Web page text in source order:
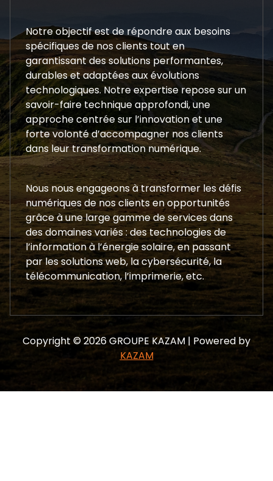
Notre objectif est de répondre aux besoins
spécifiques de nos clients tout en
garantissant des solutions performantes,
durables et adaptées aux évolutions
technologiques. Notre expertise repose sur un
savoir-faire technique approfondi, une
approche centrée sur l’innovation et une
forte volonté d’accompagner nos clients
dans leur transformation numérique.
Nous nous engageons à transformer les défis
numériques de nos clients en opportunités
grâce à une large gamme de services dans
des domaines variés : des technologies de
l’information à l’énergie solaire, en passant
par les solutions web, la cybersécurité, la
télécommunication, l’imprimerie, etc.
Copyright © 2026 GROUPE KAZAM | Powered by
KAZAM